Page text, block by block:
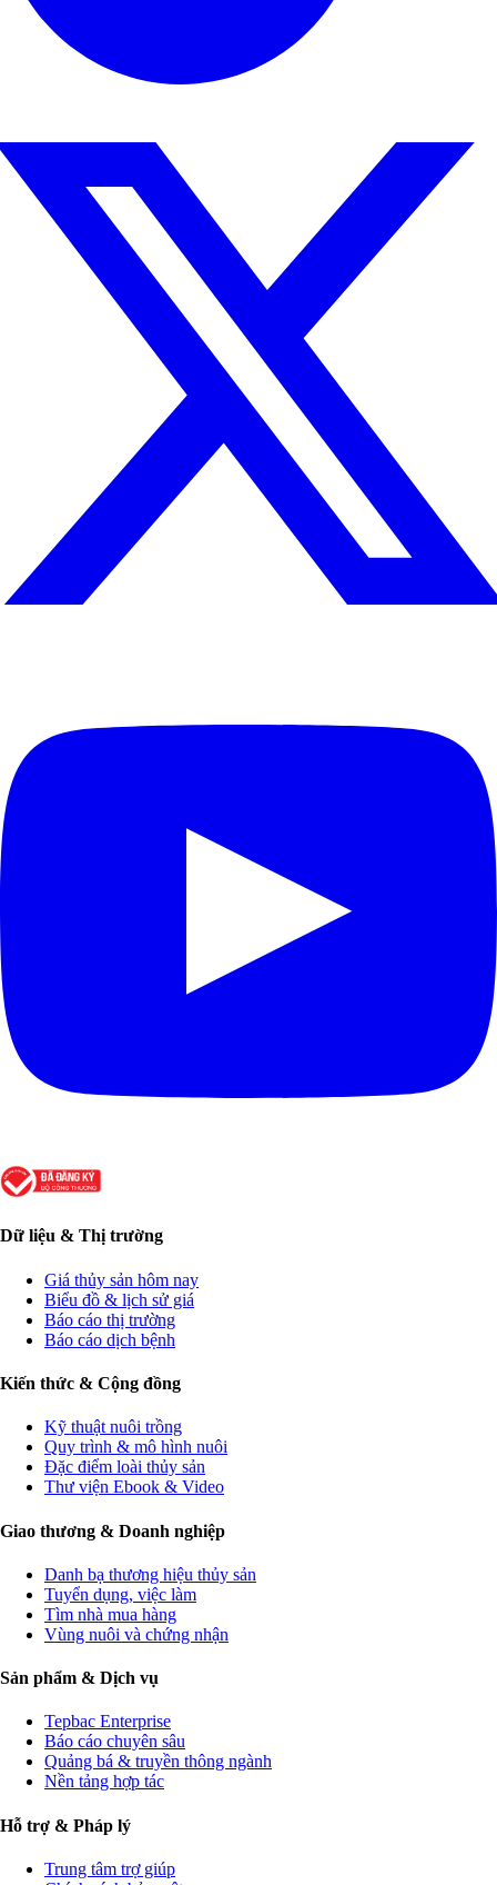
Dữ liệu & Thị trường
Giá thủy sản hôm nay
Biểu đồ & lịch sử giá
Báo cáo thị trường
Báo cáo dịch bệnh
Kiến thức & Cộng đồng
Kỹ thuật nuôi trồng
Quy trình & mô hình nuôi
Đặc điểm loài thủy sản
Thư viện Ebook & Video
Giao thương & Doanh nghiệp
Danh bạ thương hiệu thủy sản
Tuyển dụng, việc làm
Tìm nhà mua hàng
Vùng nuôi và chứng nhận
Sản phẩm & Dịch vụ
Tepbac Enterprise
Báo cáo chuyên sâu
Quảng bá & truyền thông ngành
Nền tảng hợp tác
Hỗ trợ & Pháp lý
Trung tâm trợ giúp